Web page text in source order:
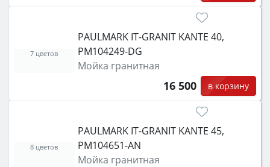
PAULMARK IT-GRANIT KANTE 40,
PM104249-DG
Мойка гранитная
16 500 в корзину
7 цветов
PAULMARK IT-GRANIT KANTE 45,
PM104651-AN
Мойка гранитная
8 цветов